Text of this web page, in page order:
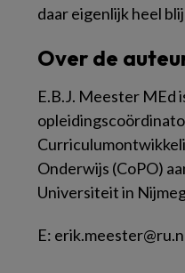
daar eigenlijk heel
Over de
E.B.J. Meester MEd
Onderwijs (CoPO)
Universiteit in
E: